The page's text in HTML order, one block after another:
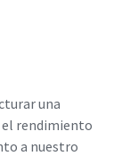
una
rendimiento
a nuestro